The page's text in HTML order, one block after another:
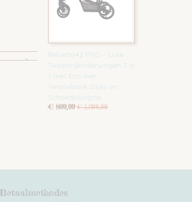
Bebetto42 PRO – Luxe
Tweelingkinderwagen 2 in
1 met Eco-leer,
Verstelbare Zitjes en
Schokabsorptie
€ 899,99 € 1.099,99
Betaalmethodes